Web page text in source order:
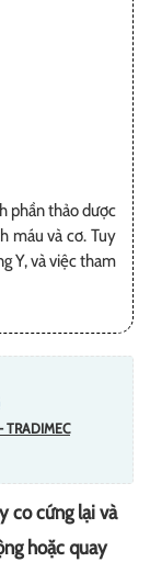
phần thảo dược
máu và cơ. Tuy
Y, và việc tham
TRADIMEC
co cứng lại và
hoặc quay